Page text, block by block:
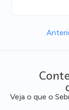
Veja o que o